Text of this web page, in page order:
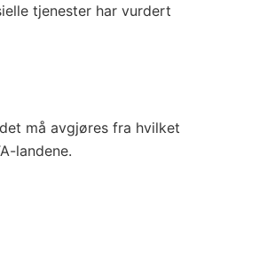
tjenester har vurdert
må avgjøres fra hvilket
landene.